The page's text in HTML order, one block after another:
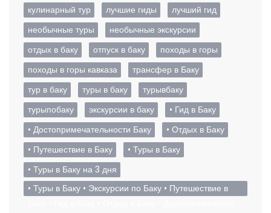
кулинарный тур
лучшие гиды
лучший гид
необычные туры
необычные экскурсии
отдых в баку
отпуск в баку
походы в горы
походы в горы кавказа
трансфер в Баку
тур в баку
туры в баку
турывбаку
турыпобаку
экскурсии в баку
• Гид в Баку
• Достопримечательности Баку
• Отдых в Баку
• Путешествие в Баку
• Туры в Баку
• Туры в Баку на 3 дня
• Туры в Баку • Экскурсии по Баку • Путешествие в